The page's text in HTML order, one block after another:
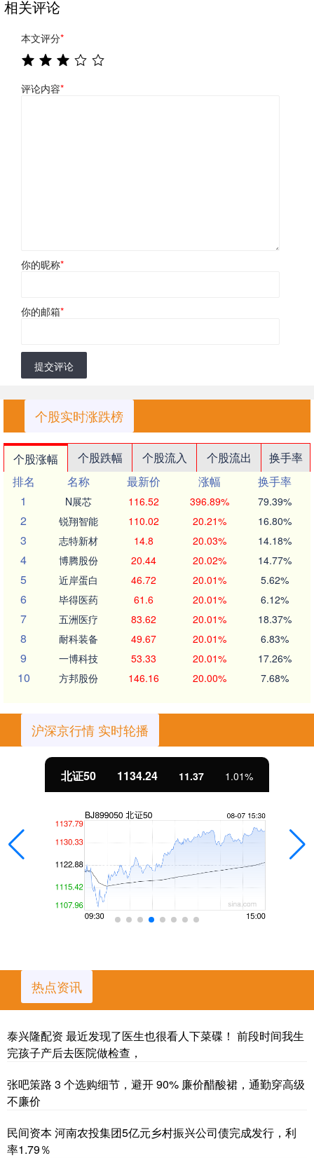
相关评论
本文评分*
评论内容*
你的昵称*
你的邮箱*
提交评论
个股实时涨跌榜
个股涨幅 个股跌幅 个股流入 个股流出
换手率
排名
名称 最新价 涨幅
换手率
1
N展芯 116.52 396.89% 79.39%
2 锐翔智能 110.02 20.21% 16.80%
3 志特新材 14.8 20.03% 14.18%
4 博腾股份 20.44 20.02% 14.77%
5 近岸蛋白 46.72 20.01% 5.62%
6 毕得医药 61.6 20.01% 6.12%
7 五洲医疗 83.62 20.01% 18.37%
8 耐科装备 49.67 20.01% 6.83%
9 一博科技 53.33 20.01% 17.26%
10 方邦股份 146.16 20.00% 7.68%
沪深京行情 实时轮播
北证50 1134.24 11.37 1.01%
热点资讯
泰兴隆配资 最近发现了医生也很看人下菜碟！ 前段时间我生
完孩子产后去医院做检查，
张吧策路 3 个选购细节，避开 90% 廉价醋酸裙，通勤穿高级
不廉价
民间资本 河南农投集团5亿元乡村振兴公司债完成发行，利
率1.79％